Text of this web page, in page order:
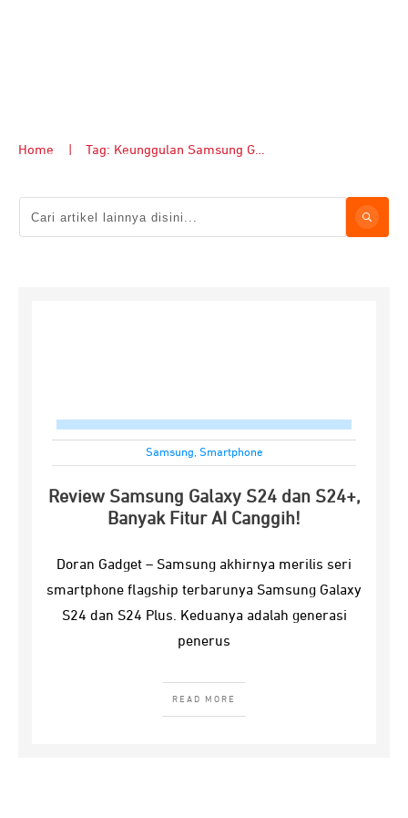
Home Tag: Keunggulan Samsung Galaxy S24
Samsung, Smartphone
Review Samsung Galaxy S24 dan S24+,
Banyak Fitur AI Canggih!
Doran Gadget – Samsung akhirnya merilis seri
smartphone flagship terbarunya Samsung Galaxy
S24 dan S24 Plus. Keduanya adalah generasi
penerus
READ MORE